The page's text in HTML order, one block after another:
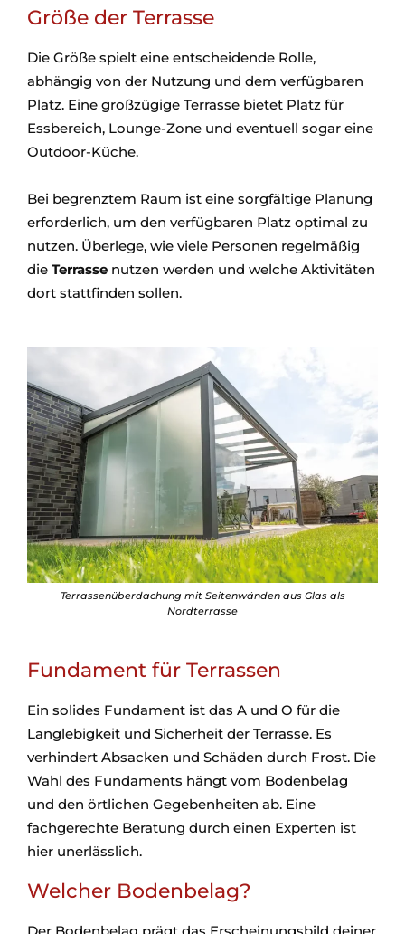
Größe der Terrasse
Die Größe spielt eine entscheidende Rolle,
abhängig von der Nutzung und dem verfügbaren
Platz. Eine großzügige Terrasse bietet Platz für
Essbereich, Lounge-Zone und eventuell sogar eine
Outdoor-Küche.
Bei begrenztem Raum ist eine sorgfältige Planung
erforderlich, um den verfügbaren Platz optimal zu
nutzen. Überlege, wie viele Personen regelmäßig
die Terrasse nutzen werden und welche Aktivitäten
dort stattfinden sollen.
Terrassenüberdachung mit Seitenwänden aus Glas als
Nordterrasse
Fundament für Terrassen
Ein solides Fundament ist das A und O für die
Langlebigkeit und Sicherheit der Terrasse. Es
verhindert Absacken und Schäden durch Frost. Die
Wahl des Fundaments hängt vom Bodenbelag
und den örtlichen Gegebenheiten ab. Eine
fachgerechte Beratung durch einen Experten ist
hier unerlässlich.
Welcher Bodenbelag?